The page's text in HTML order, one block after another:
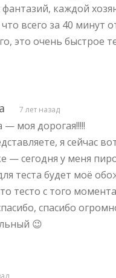
каждой
всего за 40 минут
это очень быстрое
7 лет назад
моя дорогая!!!!!
я сейчас
— сегодня у меня
теста будет моё
тесто с того
спасибо
😉